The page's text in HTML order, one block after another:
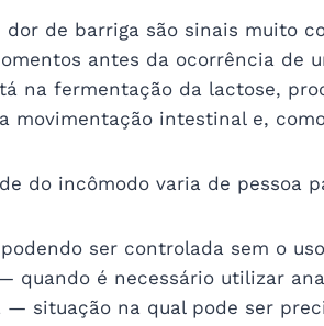
dor de barriga são sinais muito
antes da ocorrência de
na fermentação da lactose,
movimentação intestinal e,
do incômodo varia de pessoa
ser controlada sem o
quando é necessário utilizar
— situação na qual pode ser